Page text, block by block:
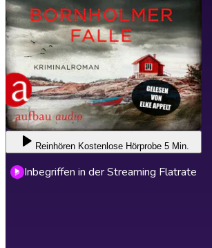
Reinhören Kostenlose Hörprobe 5 Min.
Inbegriffen in der Streaming Flatrate